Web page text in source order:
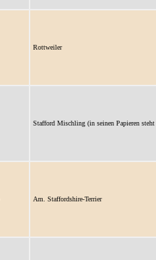
Rottweiler
Stafford Mischling (in seinen Papieren
Am. Staffordshire-Terrier